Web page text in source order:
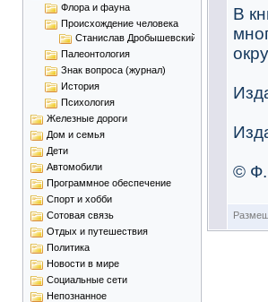
В
© Ф.
Флора и фауна
Происхождение человека
Станислав Дробышевский
Палеонтология
Знак вопроса (журнал)
История
Психология
Железные дороги
Дом и семья
Дети
Автомобили
Программное обеспечение
Спорт и хобби
Сотовая связь
Отдых и путешествия
Политика
Новости в мире
Социальные сети
Непознанное